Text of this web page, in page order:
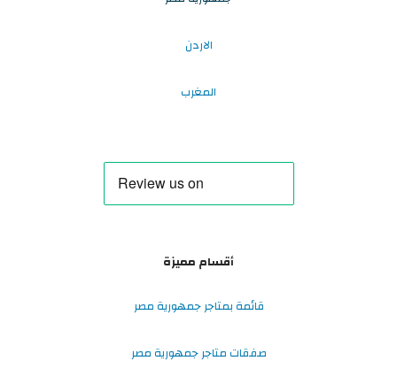
الاردن
المغرب
أقسام مميزة
قائمة بمتاجر جمهورية مصر
صفقات متاجر جمهورية مصر